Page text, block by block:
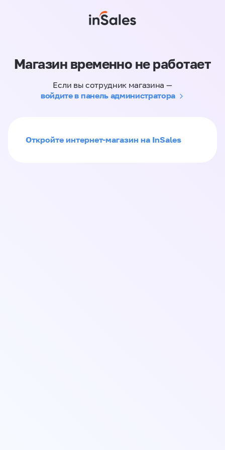
Магазин временно не работает
Если вы сотрудник магазина —
войдите в панель администратора
Откройте интернет-магазин на InSales